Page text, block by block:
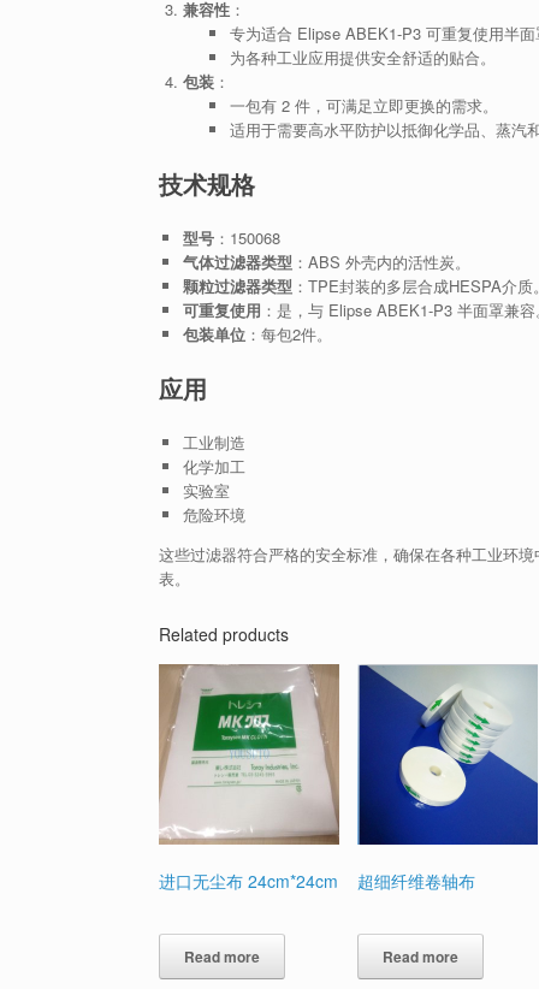
兼容性：
专为适合 Elipse ABEK1-P3 可重复使用半
为各种工业应用提供安全舒适的贴合。
包装：
一包有 2 件，可满足立即更换的需求。
适用于需要高水平防护以抵御化学品、蒸汽
技术规格
型号：150068
气体过滤器类型 ：ABS 外壳内的活性炭。
颗粒过滤器类型 ：TPE封装的多层合成HESPA介质
可重复使用 ：是，与 Elipse ABEK1-P3 半面罩兼容
包装单位：每包2件。
应用
工业制造
化学加工
实验室
危险环境
这些过滤器符合严格的安全标准，确保在各种工业环
表。
Related products
进口无尘布 24cm*24cm
Read more
超细纤维卷轴布
Read more